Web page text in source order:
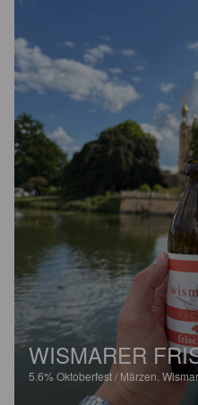
WISMARER
5.6% Oktoberfest / Märzen.